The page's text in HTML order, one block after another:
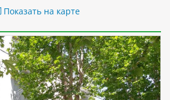
Показать на карте